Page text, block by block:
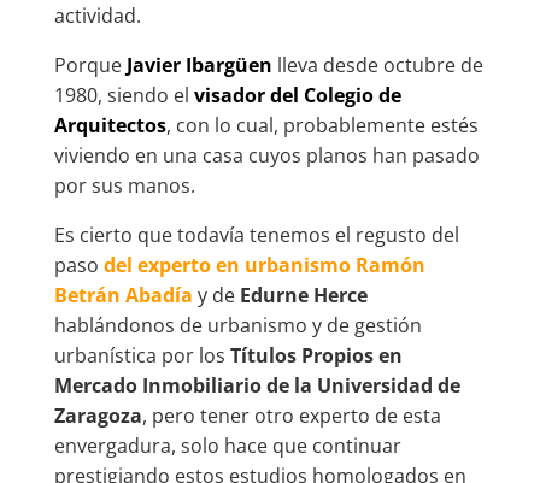
actividad.
Porque Javier Ibargüen lleva desde octubre de
1980, siendo el visador del Colegio de
Arquitectos, con lo cual, probablemente estés
viviendo en una casa cuyos planos han pasado
por sus manos.
Es cierto que todavía tenemos el regusto del
paso del experto en urbanismo Ramón
Betrán Abadía y deEdurne Herce
hablándonos de urbanismo y de gestión
urbanística por los Títulos Propios en
Mercado Inmobiliario de la Universidad de
Zaragoza, pero tener otro experto de esta
envergadura, solo hace que continuar
prestigiando estos estudios homologados en